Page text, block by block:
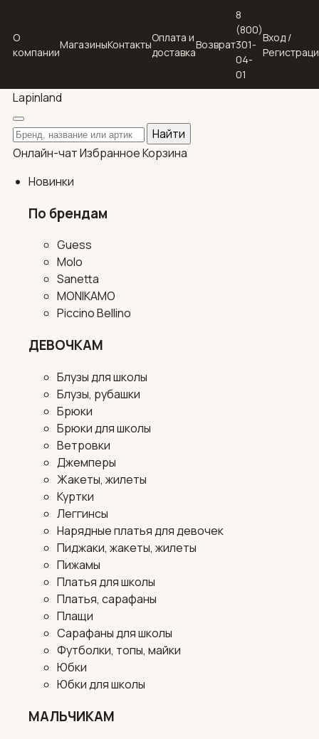
О
компании
МагазиныКонтакты
Оплата и
доставка
Возврат
8
(800)
301-
04-
01
Вход /
Lapinland
Поиск по каталогу
Найти
Онлайн-чатИзбранноеКорзина
Новинки
По брендам
Guess
Molo
Sanetta
MONIKAMO
Piccino Bellino
ДЕВОЧКАМ
Блузы для школы
Блузы, рубашки
Брюки
Брюки для школы
Ветровки
Джемперы
Жакеты, жилеты
Куртки
Леггинсы
Нарядные платья для девочек
Пиджаки, жакеты, жилеты
Пижамы
Платья для школы
Платья, сарафаны
Плащи
Сарафаны для школы
Футболки, топы, майки
Юбки
Юбки для школы
МАЛЬЧИКАМ